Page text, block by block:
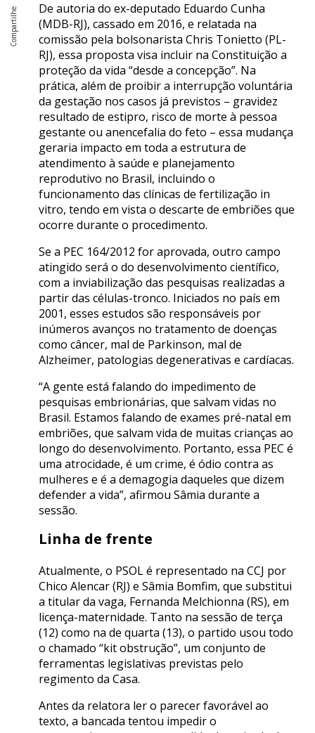
De autoria do ex-deputado Eduardo Cunha
(MDB-RJ), cassado em 2016, e relatada na
comissão pela bolsonarista Chris Tonietto (PL-
RJ), essa proposta visa incluir na Constituição a
proteção da vida “desde a concepção”. Na
prática, além de proibir a interrupção voluntária
da gestação nos casos já previstos – gravidez
resultado de estipro, risco de morte à pessoa
gestante ou anencefalia do feto – essa mudança
geraria impacto em toda a estrutura de
atendimento à saúde e planejamento
reprodutivo no Brasil, incluindo o
funcionamento das clínicas de fertilização in
vitro, tendo em vista o descarte de embriões que
ocorre durante o procedimento.
Se a PEC 164/2012 for aprovada, outro campo
atingido será o do desenvolvimento científico,
com a inviabilização das pesquisas realizadas a
partir das células-tronco. Iniciados no país em
2001, esses estudos são responsáveis por
inúmeros avanços no tratamento de doenças
como câncer, mal de Parkinson, mal de
Alzheimer, patologias degenerativas e cardíacas.
“A gente está falando do impedimento de
pesquisas embrionárias, que salvam vidas no
Brasil. Estamos falando de exames pré-natal em
embriões, que salvam vida de muitas crianças ao
longo do desenvolvimento. Portanto, essa PEC é
uma atrocidade, é um crime, é ódio contra as
mulheres e é a demagogia daqueles que dizem
defender a vida”, afirmou Sâmia durante a
sessão.
Linha de frente
Atualmente, o PSOL é representado na CCJ por
Chico Alencar (RJ) e Sâmia Bomfim, que substitui
a titular da vaga, Fernanda Melchionna (RS), em
licença-maternidade. Tanto na sessão de terça
(12) como na de quarta (13), o partido usou todo
o chamado “kit obstrução”, um conjunto de
ferramentas legislativas previstas pelo
regimento da Casa.
Antes da relatora ler o parecer favorável ao
texto, a bancada tentou impedir o